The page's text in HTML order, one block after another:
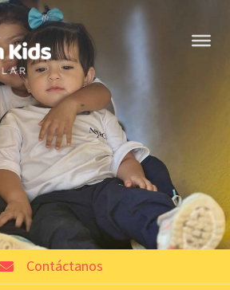
Contáctanos